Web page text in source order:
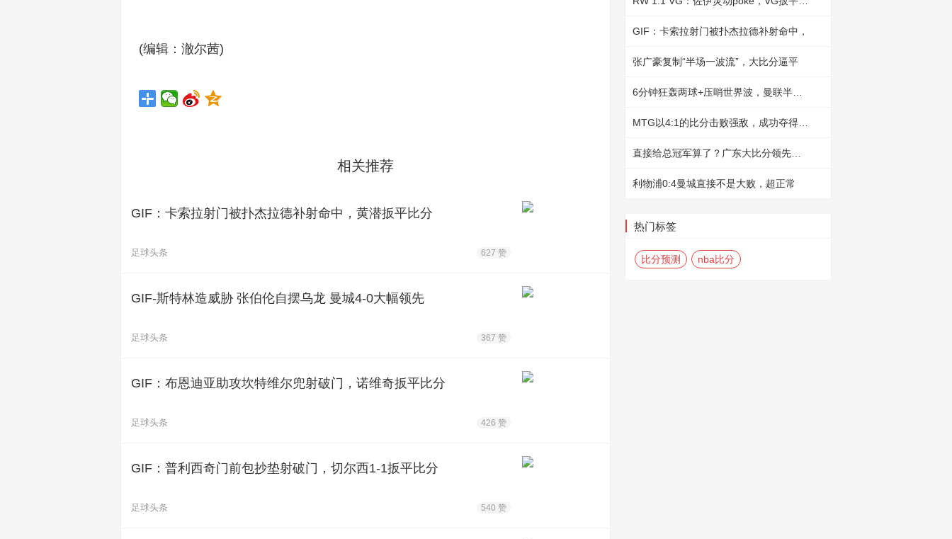
(编辑：澈尔茜)
相关推荐
GIF：卡索拉射门被扑杰拉德补射命中，黄潜扳平比分
足球头条 627 赞
GIF-斯特林造威胁 张伯伦自摆乌龙 曼城4-0大幅领先
足球头条 367 赞
GIF：布恩迪亚助攻坎特维尔兜射破门，诺维奇扳平比分
足球头条 426 赞
GIF：普利西奇门前包抄垫射破门，切尔西1-1扳平比分
足球头条 540 赞
GIF：卡索拉射门被扑杰拉德补射命中，
张广豪复制“半场一波流”，大比分逼平
利物浦0:4曼城直接不是大败，超正常
热门标签
比分预测 nba比分